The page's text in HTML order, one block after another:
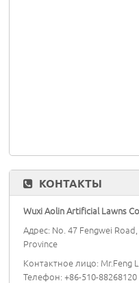
КОНТАКТЫ
Wuxi Aolin Artificial Lawns
Адрес: No. 47 Fengwei
Province
Контактное лицо: Mr.Feng
Телефон:+86-510-88268120